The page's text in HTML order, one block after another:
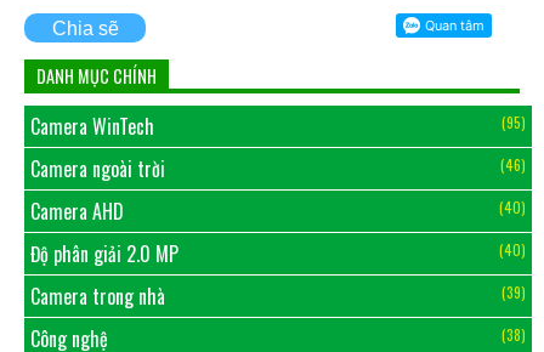
Chia sẽ
DANH MỤC CHÍNH
Camera WinTech (95)
Camera ngoài trời (46)
Camera AHD (40)
Độ phân giải 2.0 MP (40)
Camera trong nhà (39)
Công nghệ (38)